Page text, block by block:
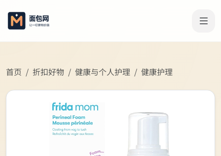
首页 折扣好物 健康与个人护理 健康护理